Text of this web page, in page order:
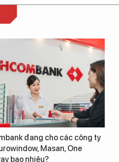
đang cho các công ty
Masan, One
bao nhiêu?